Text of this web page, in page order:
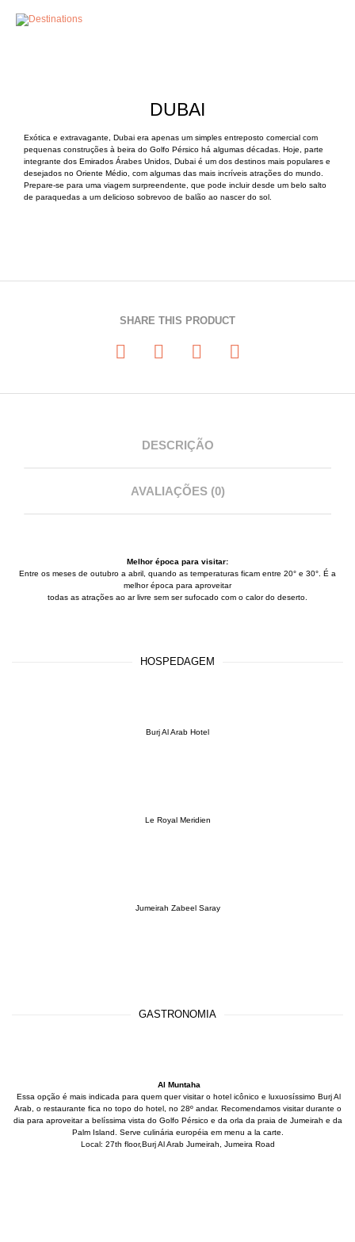
DUBAI
Exótica e extravagante, Dubai era apenas um simples entreposto comercial com
pequenas construções à beira do Golfo Pérsico há algumas décadas. Hoje, parte
integrante dos Emirados Árabes Unidos, Dubai é um dos destinos mais populares e
desejados no Oriente Médio, com algumas das mais incríveis atrações do mundo.
Prepare-se para uma viagem surpreendente, que pode incluir desde um belo salto
de paraquedas a um delicioso sobrevoo de balão ao nascer do sol.
SHARE THIS PRODUCT
DESCRIÇÃO
AVALIAÇÕES (0)
Melhor época para visitar:
Entre os meses de outubro a abril, quando as temperaturas ficam entre 20° e 30°. É a
melhor época para aproveitar
todas as atrações ao ar livre sem ser sufocado com o calor do deserto.
HOSPEDAGEM
Burj Al Arab Hotel
Le Royal Meridien
Jumeirah Zabeel Saray
GASTRONOMIA
Al Muntaha
Essa opção é mais indicada para quem quer visitar o hotel icônico e luxuosíssimo Burj Al
Arab, o restaurante fica no topo do hotel, no 28º andar. Recomendamos visitar durante o
dia para aproveitar a belíssima vista do Golfo Pérsico e da orla da praia de Jumeirah e da
Palm Island. Serve culinária européia em menu a la carte.
Local: 27th floor,Burj Al Arab Jumeirah, Jumeira Road